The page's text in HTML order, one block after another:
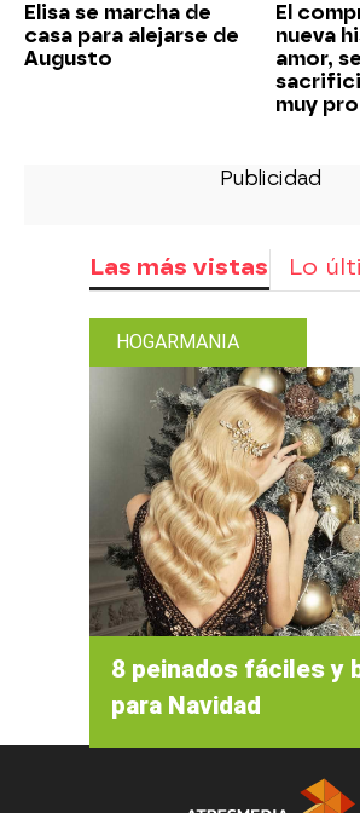
Elisa se marcha de
casa para alejarse de
Augusto
El
nueva
amor,
muy
Las más vistas Lo
HOGARMANIA
8 peinados fáciles y
para Navidad